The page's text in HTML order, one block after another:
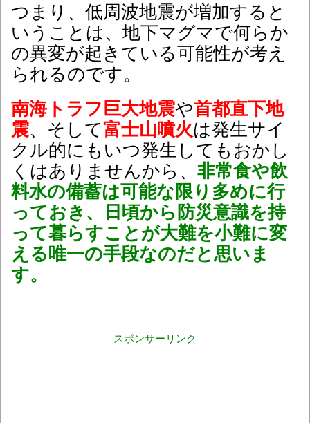
つまり、低周波地震が増加すると
いうことは、地下マグマで何らか
の異変が起きている可能性が考え
られるのです。
南海トラフ巨大地震や首都直下地
震、そして富士山噴火は発生サイ
クル的にもいつ発生してもおかし
くはありませんから、 非常食や飲
料水の備蓄は可能な限り多めに行
っておき、日頃から防災意識を持
って暮らすことが大難を小難に変
える唯一の手段なのだと思いま
す。
スポンサーリンク